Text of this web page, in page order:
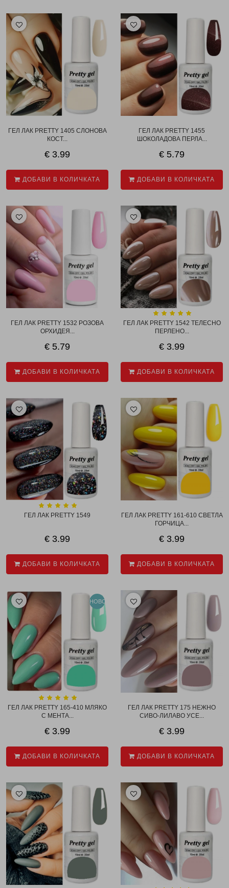
ГЕЛ ЛАК PRETTY 1405 СЛОНОВА
КОСТ...
€ 3.99
ДОБАВИ В КОЛИЧКАТА
ГЕЛ ЛАК PRETTY 1455
ШОКОЛАДОВА ПЕРЛА...
€ 5.79
ДОБАВИ В КОЛИЧКАТА
ГЕЛ ЛАК PRETTY 1532 РОЗОВА
ОРХИДЕЯ...
€ 5.79
ДОБАВИ В КОЛИЧКАТА
ГЕЛ ЛАК PRETTY 1542 ТЕЛЕСНО
ПЕРЛЕНО...
€ 3.99
ДОБАВИ В КОЛИЧКАТА
ГЕЛ ЛАК PRETTY 1549
€ 3.99
ДОБАВИ В КОЛИЧКАТА
ГЕЛ ЛАК PRETTY 161-610 СВЕТЛА
ГОРЧИЦА...
€ 3.99
ДОБАВИ В КОЛИЧКАТА
НОВО
ГЕЛ ЛАК PRETTY 165-410 МЛЯКО
С МЕНТА...
€ 3.99
ДОБАВИ В КОЛИЧКАТА
ГЕЛ ЛАК PRETTY 175 НЕЖНО
СИВО-ЛИЛАВО УСЕ...
€ 3.99
ДОБАВИ В КОЛИЧКАТА